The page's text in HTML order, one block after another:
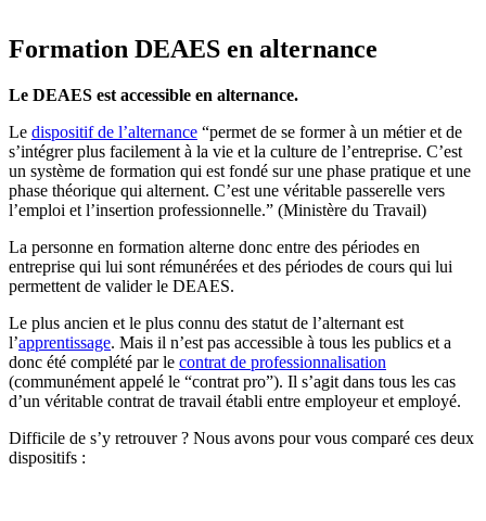
Formation DEAES en alternance
Le DEAES est accessible en alternance.
Le dispositif de l’alternance “permet de se former à un métier et de
s’intégrer plus facilement à la vie et la culture de l’entreprise. C’est
un système de formation qui est fondé sur une phase pratique et une
phase théorique qui alternent. C’est une véritable passerelle vers
l’emploi et l’insertion professionnelle.” (Ministère du Travail)
La personne en formation alterne donc entre des périodes en
entreprise qui lui sont rémunérées et des périodes de cours qui lui
permettent de valider le DEAES.
Le plus ancien et le plus connu des statut de l’alternant est
l’apprentissage. Mais il n’est pas accessible à tous les publics et a
donc été complété par le contrat de professionnalisation
(communément appelé le “contrat pro”). Il s’agit dans tous les cas
d’un véritable contrat de travail établi entre employeur et employé.
Difficile de s’y retrouver ? Nous avons pour vous comparé ces deux
dispositifs :